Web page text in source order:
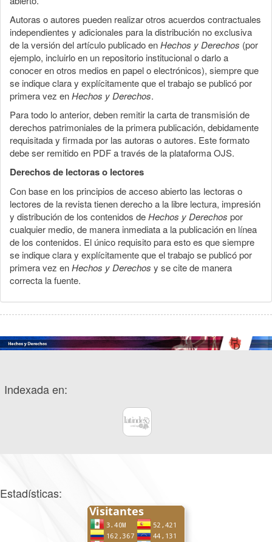
Autoras o autores pueden realizar otros acuerdos contractuales
independientes y adicionales para la distribución no exclusiva
de la versión del artículo publicado enHechos y Derechos (por
ejemplo, incluirlo en un repositorio institucional o darlo a
conocer en otros medios en papel o electrónicos), siempre que
se indique clara y explícitamente que el trabajo se publicó por
primera vez enHechos y Derechos.
Para todo lo anterior, deben remitir la carta de transmisión de
derechos patrimoniales de la primera publicación, debidamente
requisitada y firmada por las autoras o autores. Este formato
debe ser remitido en PDF a través de la plataforma OJS.
Derechos de lectoras o lectores
Con base en los principios de acceso abierto las lectoras o
lectores de la revista tienen derecho a la libre lectura, impresión
y distribución de los contenidos deHechos y Derechos por
cualquier medio, de manera inmediata a la publicación en línea
de los contenidos. El único requisito para esto es que siempre
se indique clara y explícitamente que el trabajo se publicó por
primera vez enHechos y Derechos y se cite de manera
correcta la fuente.
Indexada en:
Estadísticas: